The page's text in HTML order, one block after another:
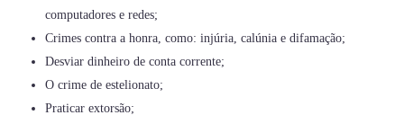
computadores e redes;
Crimes contra a honra, como: injúria, calúnia e difamação;
Desviar dinheiro de conta corrente;
O crime de estelionato;
Praticar extorsão;